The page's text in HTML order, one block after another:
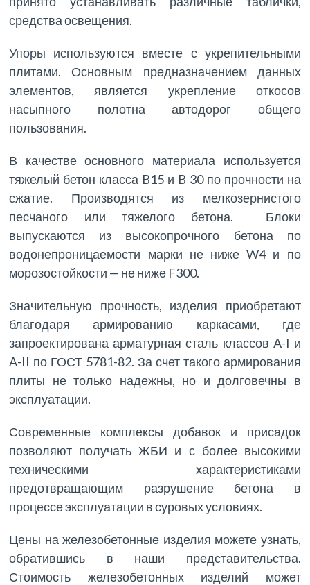
средства освещения.
Упоры используются вместе с укрепительными
плитами. Основным предназначением данных
элементов, является укрепление откосов
насыпного полотна автодорог общего
пользования.
В качестве основного материала используется
тяжелый бетон класса B15 и B 30 по прочности на
сжатие. Производятся из мелкозернистого
песчаного или тяжелого бетона. Блоки
выпускаются из высокопрочного бетона по
водонепроницаемости марки не ниже W4 и по
морозостойкости — не ниже F300.
Значительную прочность, изделия приобретают
благодаря армированию каркасами, где
запроектирована арматурная сталь классов A-I и
A-II по ГОСТ 5781-82. За счет такого армирования
плиты не только надежны, но и долговечны в
эксплуатации.
Современные комплексы добавок и присадок
позволяют получать ЖБИ и с более высокими
техническими характеристиками
предотвращающим разрушение бетона в
процессе эксплуатации в суровых условиях.
Цены на железобетонные изделия можете узнать,
обратившись в наши представительства.
Стоимость железобетонных изделий может